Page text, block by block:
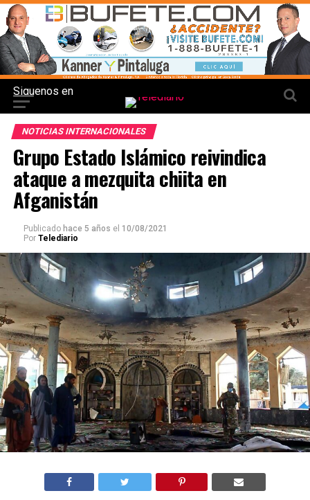
Siguenos en
NOTICIAS INTERNACIONALES
Grupo Estado Islámico reivindica
ataque a mezquita chiita en
Afganistán
Publicado hace 5 años el 10/08/2021
Por Telediario